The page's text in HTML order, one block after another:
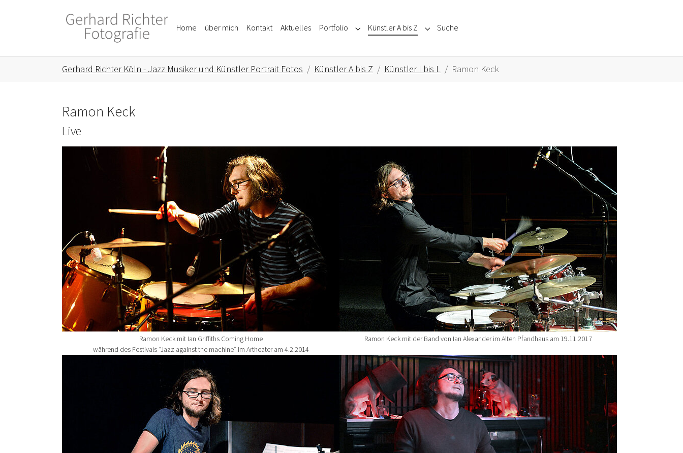
Home über mich Kontakt Aktuelles Portfolio Submenu for "Portfolio"
Künstler A bis Z Submenu for "Künstler A bis Z"
Suche
Gerhard Richter Köln - Jazz Musiker und Künstler Portrait Fotos Künstler A bis Z Künstler I bis L Ramon Keck
Ramon Keck
Live
Show larger version for:
Ramon Keck mit Ian Griffiths Coming Home
während des Festivals “Jazz against the machine” im Artheater am 4.2.2014
Ramon Keck mit der Band von Ian Alexander im Alten Pfandhaus am 19.11.2017
Show larger version for: